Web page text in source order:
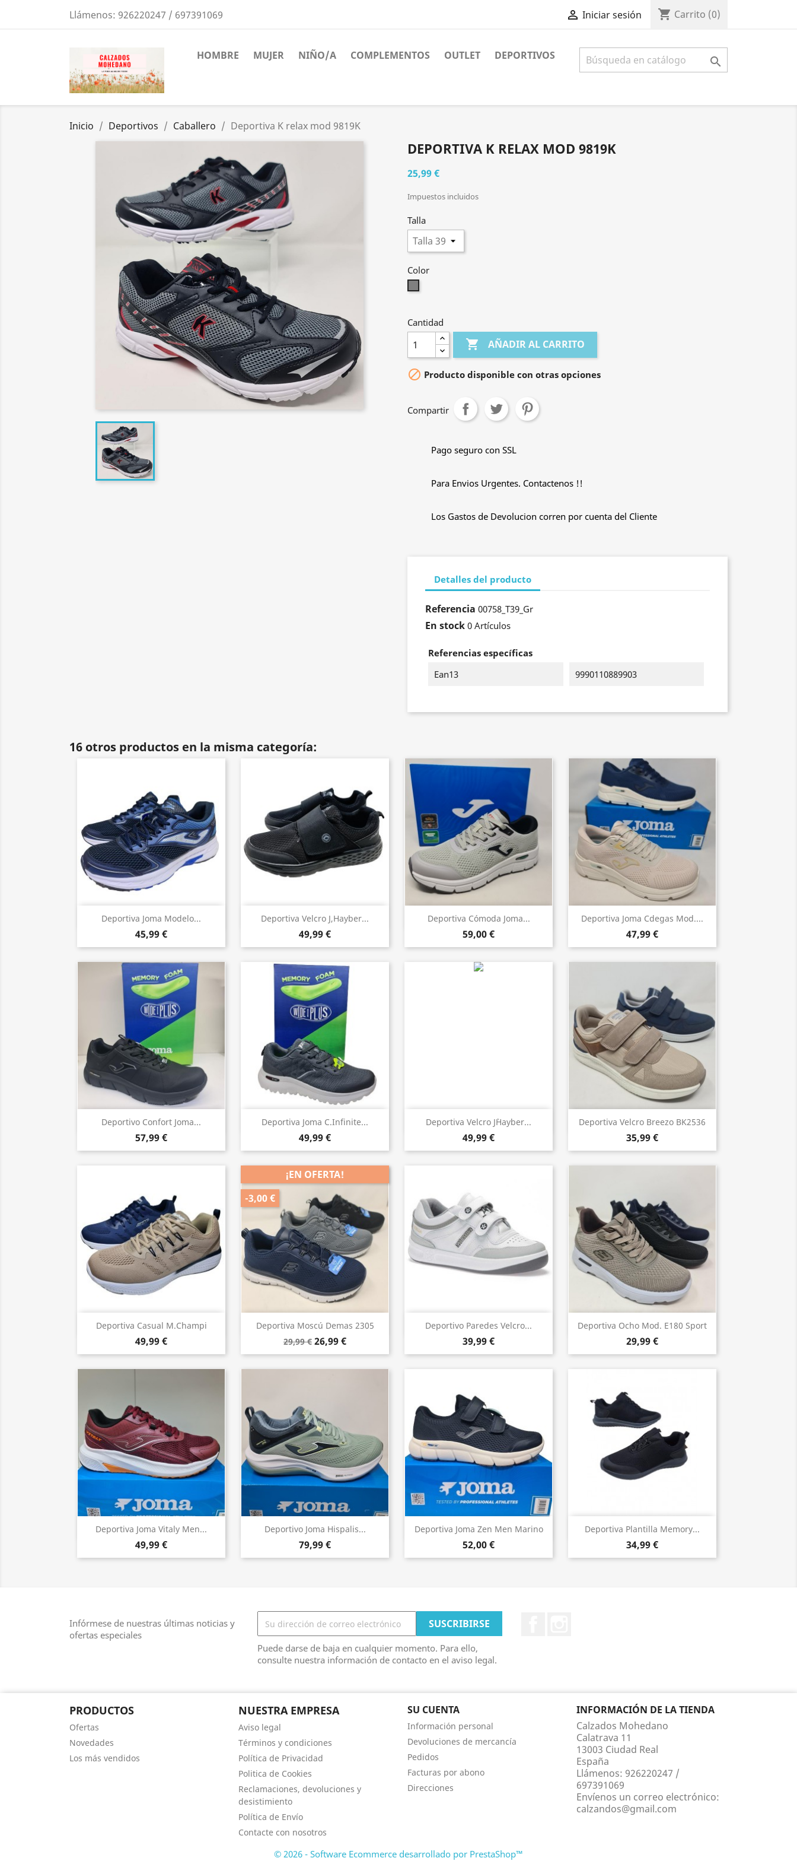
Llámenos: 926220247 / 697391069  Iniciar sesión shopping_cart Carrito (0)
HOMBRE MUJER NIÑO/A COMPLEMENTOS OUTLET DEPORTIVOS 
Inicio Deportivos Caballero Deportiva K relax mod 9819K
DEPORTIVA K RELAX MOD 9819K
25,99 €
Impuestos incluidos
Talla
Color
Cantidad
 AÑADIR AL CARRITO
 Producto disponible con otras opciones
Compartir
Pago seguro con SSL
Para Envios Urgentes. Contactenos !!
Los Gastos de Devolucion corren por cuenta del Cliente
Detalles del producto
Referencia 00758_T39_Gr
En stock 0 Artículos
Referencias específicas
Ean13
9990110889903
16 otros productos en la misma categoría:
Deportiva Joma Modelo...
45,99 €
Vista rápida Deportiva Velcro J,hayber...
49,99 €
Vista rápida Deportiva Cómoda Joma...
59,00 €
Vista rápida Deportiva Joma Cdegas Mod....
47,99 €
 Vista rápida
Deportivo Confort Joma...
57,99 €
Vista rápida Deportiva Joma C.Infinite...
49,99 €
Vista rápida Deportiva Velcro J`Hayber...
49,99 €
Vista rápida Deportiva Velcro Breezo BK2536
35,99 €
Vista rápida
Deportiva Casual M.Champi
49,99 €
Vista rápida
Deportiva Moscú Demas 2305
29,99 € 26,99 €
¡EN OFERTA!
-3,00 €
 Vista rápida Deportivo Paredes Velcro...
39,99 €
Vista rápida Deportiva Ocho Mod. E180 Sport
29,99 €
Vista rápida
Deportiva Joma Vitaly Men...
49,99 €
Vista rápida Deportivo Joma Hispalis...
79,99 €
Vista rápida Deportiva Joma Zen Men Marino
52,00 €
Vista rápida Deportiva Plantilla Memory...
34,99 €
Vista rápida
Infórmese de nuestras últimas noticias y
ofertas especiales
Puede darse de baja en cualquier momento. Para ello,
consulte nuestra información de contacto en el aviso legal.
PRODUCTOS
Ofertas
Novedades
Los más vendidos
NUESTRA EMPRESA
Aviso legal
Términos y condiciones
Política de Privacidad
Politica de Cookies
Reclamaciones, devoluciones y
desistimiento
Política de Envío
Contacte con nosotros
SU CUENTA
Información personal
Devoluciones de mercancía
Pedidos
Facturas por abono
Direcciones
INFORMACIÓN DE LA TIENDA
Calzados Mohedano
Calatrava 11
13003 Ciudad Real
España
Llámenos: 926220247 /
697391069
Envíenos un correo electrónico:
calzandos@gmail.com
© 2026 - Software Ecommerce desarrollado por PrestaShop™